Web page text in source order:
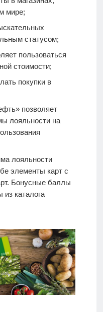
мире;
статусом;
пользоваться
стоимости;
покупки в
позволяет
лояльности на
лояльности
элементы карт с
Бонусные баллы
из каталога